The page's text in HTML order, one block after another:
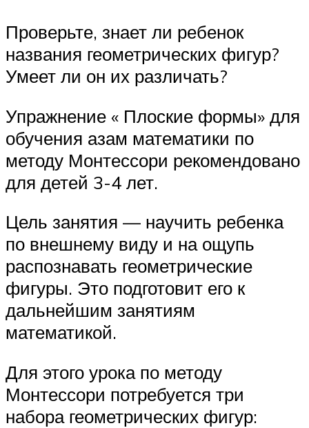
Проверьте, знает ли ребенок
названия геометрических фигур?
Умеет ли он их различать?
Упражнение « Плоские формы» для
обучения азам математики по
методу Монтессори рекомендовано
для детей 3-4 лет.
Цель занятия — научить ребенка
по внешнему виду и на ощупь
распознавать геометрические
фигуры. Это подготовит его к
дальнейшим занятиям
математикой.
Для этого урока по методу
Монтессори потребуется три
набора геометрических фигур: